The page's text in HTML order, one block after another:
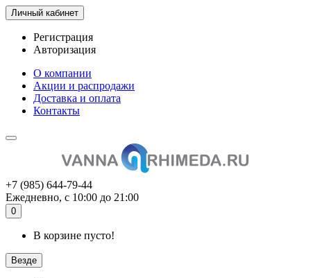
Личный кабинет
Регистрация
Авторизация
О компании
Акции и распродажи
Доставка и оплата
Контакты
+7 (985) 644-79-44
Ежедневно, с 10:00 до 21:00
0
В корзине пусто!
Везде